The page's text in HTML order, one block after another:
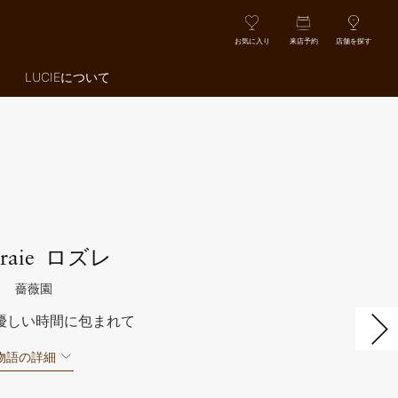
お気に入り 来店予約 店舗を探す
LUCIEについて
ロズレ
薔薇園
しい時間に包まれて
語の詳細